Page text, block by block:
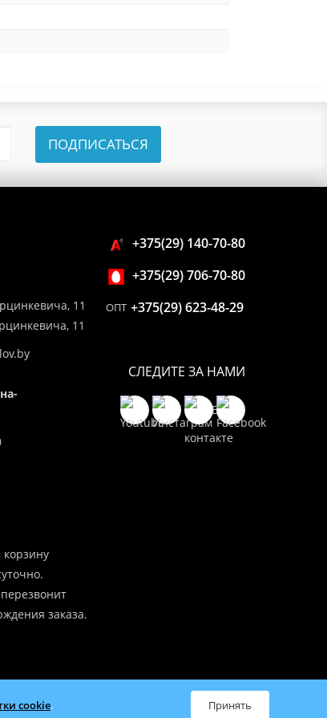
ПОДПИСАТЬСЯ
11
11
заказа.
+375(29) 140-70-80
+375(29) 706-70-80
ОПТ +375(29) 623-48-29
СЛЕДИТЕ ЗА НАМИ
cookie. Принять